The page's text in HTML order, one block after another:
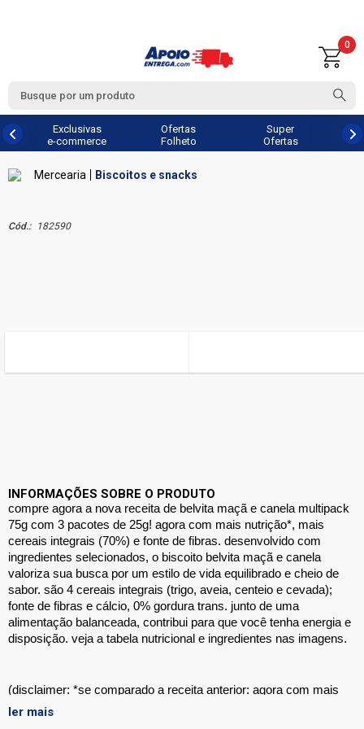
0
Exclusivas
e-commerce
Ofertas
Folheto
Super
Ofertas
Mercearia Biscoitos e snacks
Cód.: 182590
INFORMAÇÕES SOBRE O PRODUTO
compre agora a nova receita de belvita maçã e canela multipack
75g com 3 pacotes de 25g! agora com mais nutrição*, mais
cereais integrais (70%) e fonte de fibras. desenvolvido com
ingredientes selecionados, o biscoito belvita maçã e canela
valoriza sua busca por um estilo de vida equilibrado e cheio de
sabor. são 4 cereais integrais (trigo, aveia, centeio e cevada);
fonte de fibras e cálcio, 0% gordura trans. junto de uma
alimentação balanceada, contribui para que você tenha energia e
disposição. veja a tabela nutricional e ingredientes nas imagens.
(disclaimer: *se comparado a receita anterior: agora com mais
fibras e cereais integrais).
ler mais